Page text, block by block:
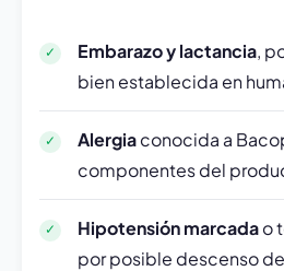
Embarazo y lactancia,
bien establecida en
Alergiaconocida a
componentes del
Hipotensión marcadao
por posible descenso